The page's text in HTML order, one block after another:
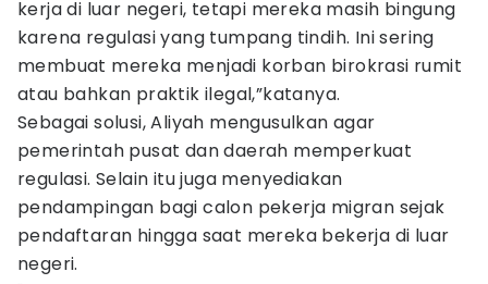
kerja di luar negeri, tetapi mereka masih bingung
karena regulasi yang tumpang tindih. Ini sering
membuat mereka menjadi korban birokrasi rumit
atau bahkan praktik ilegal,”katanya.
Sebagai solusi, Aliyah mengusulkan agar
pemerintah pusat dan daerah memperkuat
regulasi. Selain itu juga menyediakan
pendampingan bagi calon pekerja migran sejak
pendaftaran hingga saat mereka bekerja di luar
negeri.